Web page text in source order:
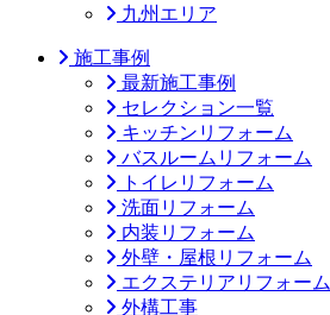
九州エリア
施工事例
最新施工事例
セレクション一覧
キッチンリフォーム
バスルームリフォーム
トイレリフォーム
洗面リフォーム
内装リフォーム
外壁・屋根リフォーム
エクステリアリフォーム
外構工事